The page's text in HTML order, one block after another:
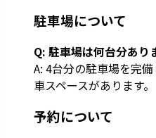
駐車場について
Q: 駐車場は何台分あり
A: 4台分の駐車場を完
車スペースがあります。
予約について